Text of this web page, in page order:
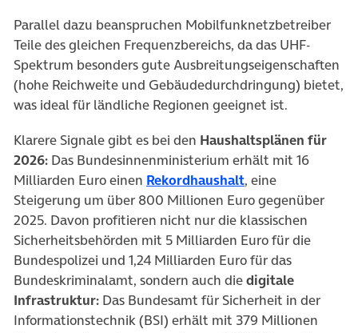
Parallel dazu beanspruchen Mobilfunknetzbetreiber
Teile des gleichen Frequenzbereichs, da das UHF-
Spektrum besonders gute Ausbreitungseigenschaften
(hohe Reichweite und Gebäudedurchdringung) bietet,
was ideal für ländliche Regionen geeignet ist.
Klarere Signale gibt es bei den Haushaltsplänen für
2026: Das Bundesinnenministerium erhält mit 16
Milliarden Euro einen Rekordhaushalt(öffnet in neuem
, eine
Steigerung um über 800 Millionen Euro gegenüber
2025. Davon profitieren nicht nur die klassischen
Sicherheitsbehörden mit 5 Milliarden Euro für die
Bundespolizei und 1,24 Milliarden Euro für das
Bundeskriminalamt, sondern auch diedigitale
Infrastruktur: Das Bundesamt für Sicherheit in der
Informationstechnik (BSI) erhält mit 379 Millionen